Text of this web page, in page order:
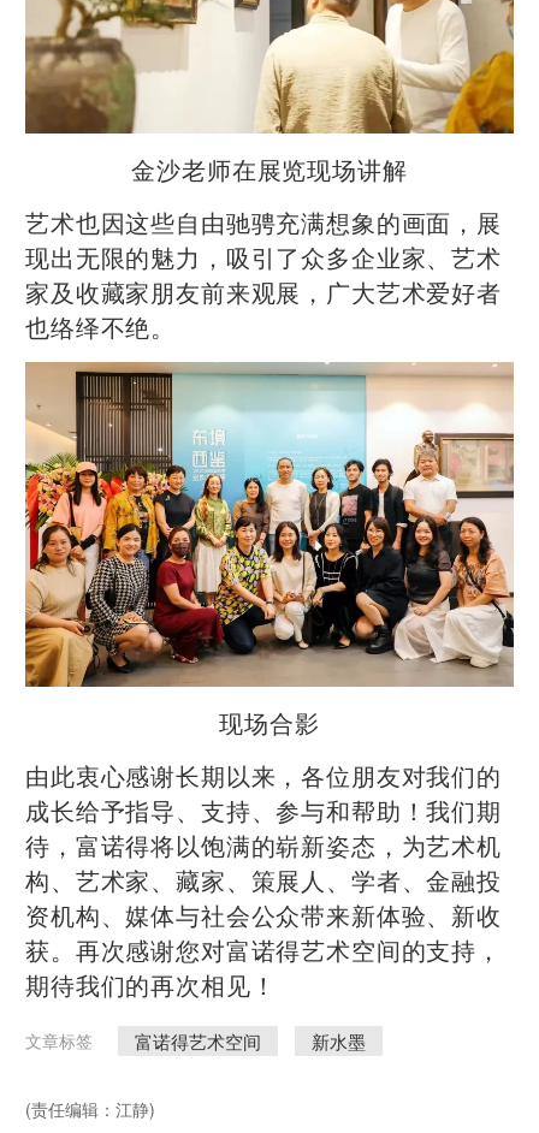
金沙老师在展览现场讲解
艺术也因这些自由驰骋充满想象的画面，展
现出无限的魅力，吸引了众多企业家、艺术
家及收藏家朋友前来观展，广大艺术爱好者
也络绎不绝。
现场合影
由此衷心感谢长期以来，各位朋友对我们的
成长给予指导、支持、参与和帮助！我们期
待，富诺得将以饱满的崭新姿态，为艺术机
构、艺术家、藏家、策展人、学者、金融投
资机构、媒体与社会公众带来新体验、新收
获。再次感谢您对富诺得艺术空间的支持，
期待我们的再次相见！
文章标签 富诺得艺术空间 新水墨
(责任编辑：江静)